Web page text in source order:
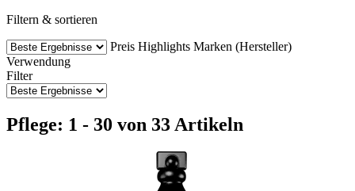
Filtern & sortieren
Preis Highlights Marken (Hersteller)
Verwendung
Filter
Pflege: 1 - 30 von 33 Artikeln